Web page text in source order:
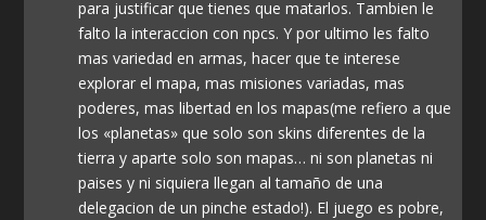
para justificar que tienes que matarlos. Tambien le
falto la interaccion con npcs. Y por ultimo les falto
mas variedad en armas, hacer que te interese
explorar el mapa, mas misiones variadas, mas
poderes, mas libertad en los mapas(me refiero a que
los «planetas» que solo son skins diferentes de la
tierra y aparte solo son mapas… ni son planetas ni
paises y ni siquiera llegan al tamaño de una
delegacion de un pinche estado!). El juego es pobre,